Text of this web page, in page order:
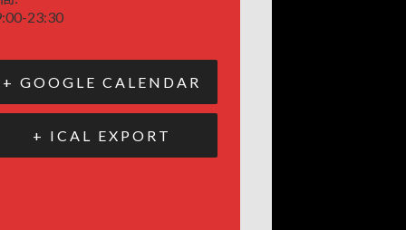
23:30
+ GOOGLE CALENDAR
+ ICAL EXPORT